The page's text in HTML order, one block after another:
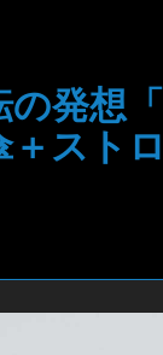
発想
＋スト